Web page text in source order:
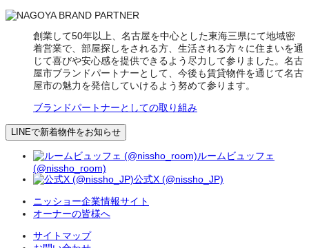
創業して50年以上、名古屋を中心とした東海三県にて地域密
着営業で、部屋探しをされる方、生活される方々に住まいを通
じて喜びや安心感を提供できるよう尽力して参りました。名古
屋市ブランドパートナーとして、今後も賃貸物件を通じて名古
屋市の魅力を発信していけるよう努めて参ります。
ブランドパートナーとしての取り組み
LINEで新着物件をお知らせ
ルームビュッフェ
(@nissho_room)
公式X (@nissho_JP)
ニッショー企業情報サイト
オーナーの皆様へ
サイトマップ